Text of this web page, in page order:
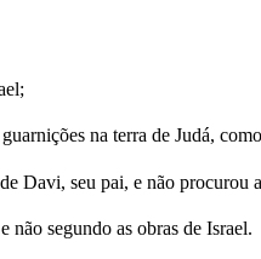
na terra de Judá,
Davi, seu pai, e não procurou
não segundo as obras de Israel.